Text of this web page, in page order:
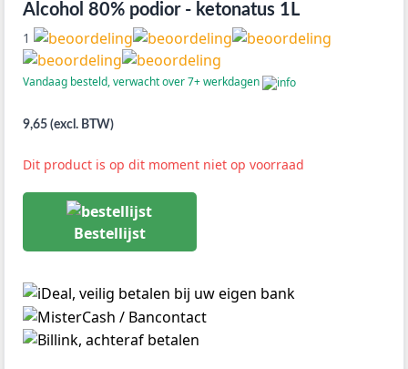
Alcohol 80% podior - ketonatus 1L
1
Vandaag besteld, verwacht over 7+ werkdagen
9,65 (excl. BTW)
Dit product is op dit moment niet op voorraad
Bestellijst